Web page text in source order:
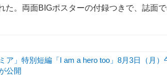
た。両面BIGポスターの付録つきで、誌面
ア」特別短編「I am a hero too」8月3日（月
公開